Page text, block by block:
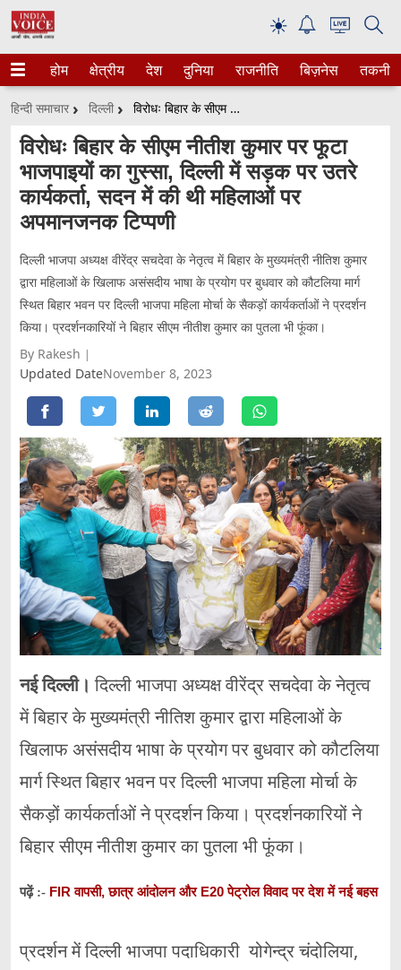
☀
होम क्षेत्रीय देश दुनिया राजनीति बिज़नेस तकनीक
हिन्दी समाचार दिल्ली विरोधः बिहार के सीएम नीतीश कुमार पर फूटा भाजपाइयों का गुस्सा, दिल्ली में सड़क पर उतरे कार्यकर्ता, सदन में की थी महिलाओं पर अपमानजनक टिप्पणी
विरोधः बिहार के सीएम नीतीश कुमार पर फूटा
भाजपाइयों का गुस्सा, दिल्ली में सड़क पर उतरे
कार्यकर्ता, सदन में की थी महिलाओं पर
अपमानजनक टिप्पणी
दिल्ली भाजपा अध्यक्ष वीरेंद्र सचदेवा के नेतृत्व में बिहार के मुख्यमंत्री नीतिश कुमार
द्वारा महिलाओं के खिलाफ असंसदीय भाषा के प्रयोग पर बुधवार को कौटलिया मार्ग
स्थित बिहार भवन पर दिल्ली भाजपा महिला मोर्चा के सैकड़ों कार्यकर्ताओं ने प्रदर्शन
किया। प्रदर्शनकारियों ने बिहार सीएम नीतीश कुमार का पुतला भी फूंका।
By Rakesh
Updated DateNovember 8, 2023
नई दिल्ली। दिल्ली भाजपा अध्यक्ष वीरेंद्र सचदेवा के नेतृत्व
में बिहार के मुख्यमंत्री नीतिश कुमार द्वारा महिलाओं के
खिलाफ असंसदीय भाषा के प्रयोग पर बुधवार को कौटलिया
मार्ग स्थित बिहार भवन पर दिल्ली भाजपा महिला मोर्चा के
सैकड़ों कार्यकर्ताओं ने प्रदर्शन किया। प्रदर्शनकारियों ने
बिहार सीएम नीतीश कुमार का पुतला भी फूंका।
पढ़ें :- FIR वापसी, छात्र आंदोलन और E20 पेट्रोल विवाद पर देश में नई बहस
प्रदर्शन में दिल्ली भाजपा पदाधिकारी योगेन्द्र चंदोलिया,